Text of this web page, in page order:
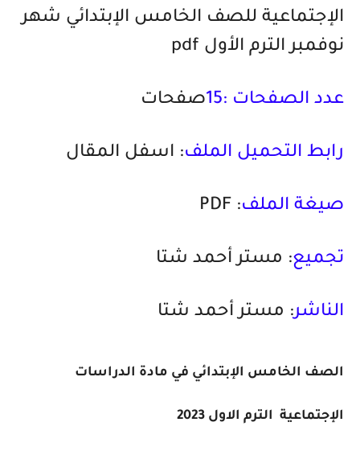
الإجتماعية للصف الخامس الإبتدائي شهر
نوفمبر الترم الأول pdf
عدد الصفحات :15 صفحات
رابط التحميل الملف: اسفل المقال
صيغة الملف: PDF
تجميع: مستر أحمد شتا
الناشر: مستر أحمد شتا
الصف الخامس الإبتدائي في مادة الدراسات
الإجتماعية الترم الاول 2023